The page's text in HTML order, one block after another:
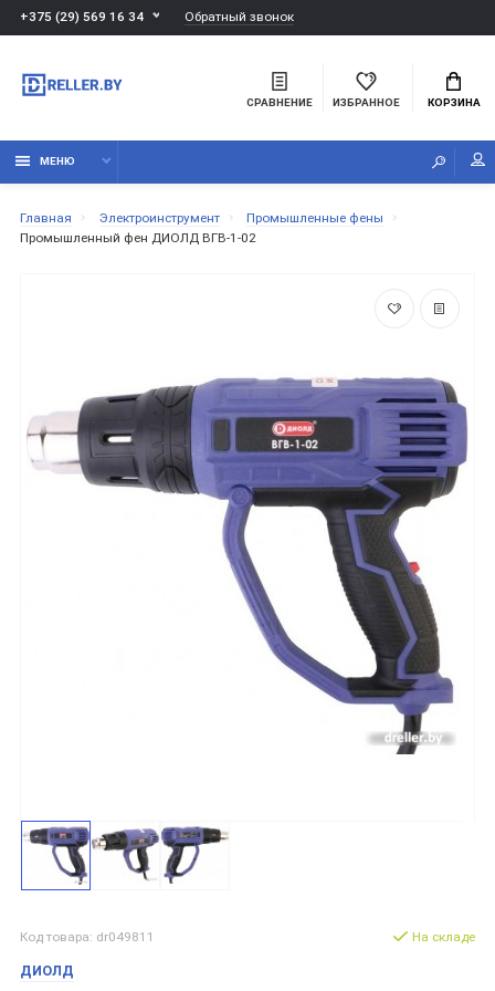
+375 (29) 569 16 34 Обратный звонок
СРАВНЕНИЕ ИЗБРАННОЕ КОРЗИНА
МЕНЮ
Главная Электроинструмент
Промышленные фены
Промышленный фен ДИОЛД ВГВ-1-02
Код товара: dr049811
ДИОЛД
На складе